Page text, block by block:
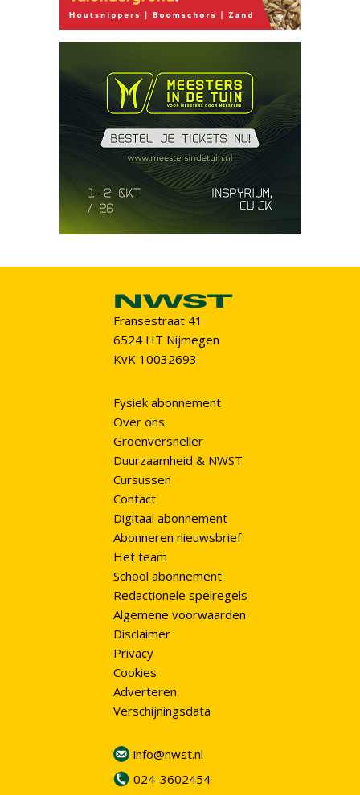
Fransestraat 41
6524 HT Nijmegen
KvK 10032693
Fysiek abonnement
Over ons
Groenversneller
Duurzaamheid & NWST
Cursussen
Contact
Digitaal abonnement
Abonneren nieuwsbrief
Het team
School abonnement
Redactionele spelregels
Algemene voorwaarden
Disclaimer
Privacy
Cookies
Adverteren
Verschijningsdata
info@nwst.nl
024-3602454